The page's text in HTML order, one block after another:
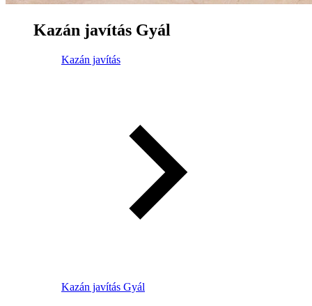
Kazán javítás Gyál
Kazán javítás
Kazán javítás Gyál